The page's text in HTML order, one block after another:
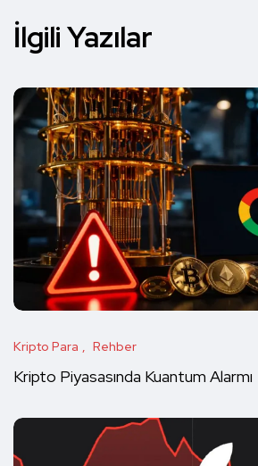
İlgili Yazılar
Kripto Para Rehber
Kripto Piyasasında Kuantum Alarmı